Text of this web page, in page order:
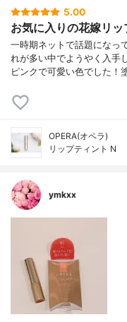
5.00
お気に入りの花嫁リッ
一時期ネットで話題になっ
れが多い中でようやく入手
ピンクで可愛い色でした！
OPERA(オペラ)
リップティント N
ymkxx